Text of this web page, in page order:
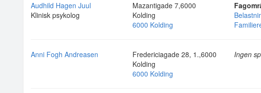
Audhild Hagen Juul
Klinisk psykolog
Mazantigade 7,6000
Kolding
6000 Kolding
Anni Fogh Andreasen
Fredericiagade 28, 1.,6000
Kolding
6000 Kolding
Ingen